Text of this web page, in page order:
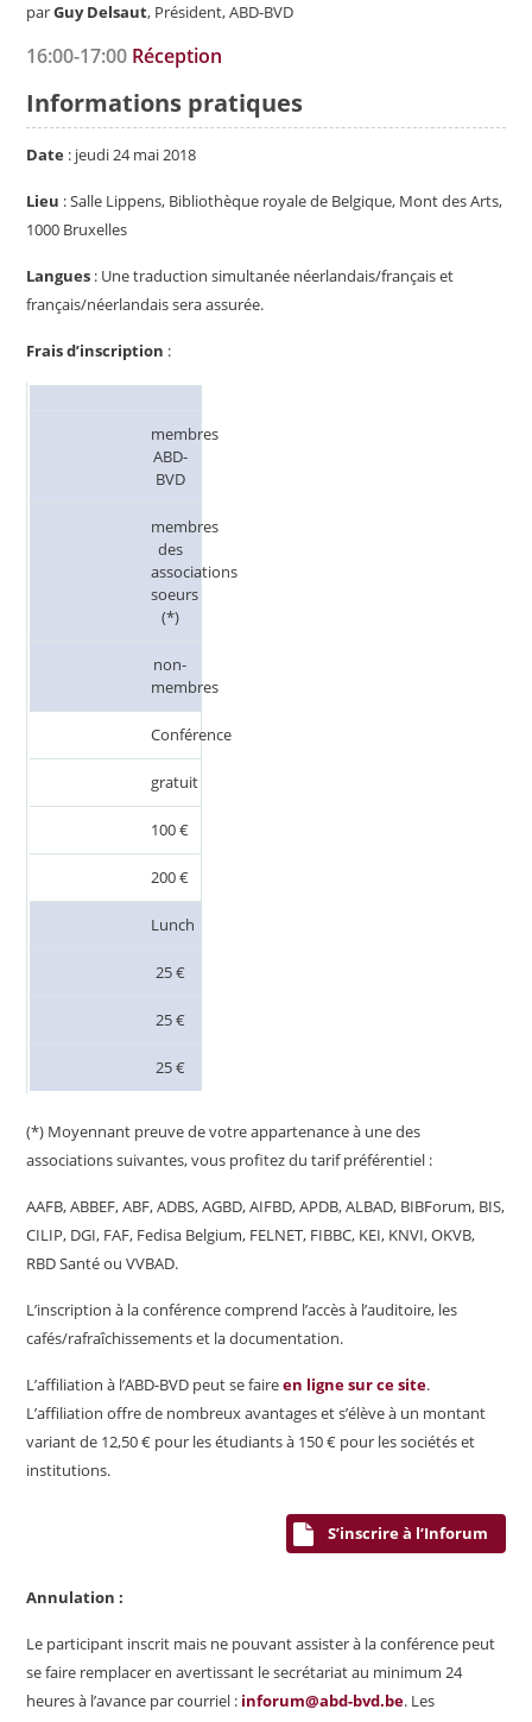
parGuy Delsaut, Président, ABD-BVD
16:00-17:00 Réception
Informations pratiques
Date : jeudi 24 mai 2018
Lieu : Salle Lippens, Bibliothèque royale de Belgique, Mont des Arts,
1000 Bruxelles
Langues : Une traduction simultanée néerlandais/français et
français/néerlandais sera assurée.
Frais d’inscription :
membres
ABD-
BVD
membres
des
associations
soeurs
(*)
non-
membres
Conférence
gratuit
100 €
200 €
Lunch
25 €
25 €
25 €
(*) Moyennant preuve de votre appartenance à une des
associations suivantes, vous profitez du tarif préférentiel :
AAFB, ABBEF, ABF, ADBS, AGBD, AIFBD, APDB, ALBAD, BIBForum, BIS,
CILIP, DGI, FAF, Fedisa Belgium, FELNET, FIBBC, KEI, KNVI, OKVB,
RBD Santé ou VVBAD.
L’inscription à la conférence comprend l’accès à l’auditoire, les
cafés/rafraîchissements et la documentation.
L’affiliation à l’ABD-BVD peut se faireen ligne sur ce site.
L’affiliation offre de nombreux avantages et s’élève à un montant
variant de 12,50 € pour les étudiants à 150 € pour les sociétés et
institutions.
S’inscrire à l’Inforum
Annulation :
Le participant inscrit mais ne pouvant assister à la conférence peut
se faire remplacer en avertissant le secrétariat au minimum 24
heures à l’avance par courriel : inforum@abd-bvd.be. Les